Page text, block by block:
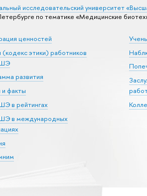
исследовательский университет
по тематике «Медицинские
ценностей
(кодекс этики) работников
развития
факты
в рейтингах
в международных